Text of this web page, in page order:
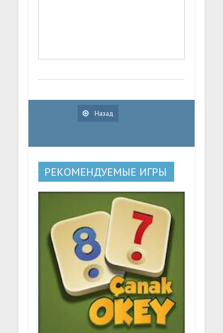
Назад
РЕКОМЕНДУЕМЫЕ ИГРЫ